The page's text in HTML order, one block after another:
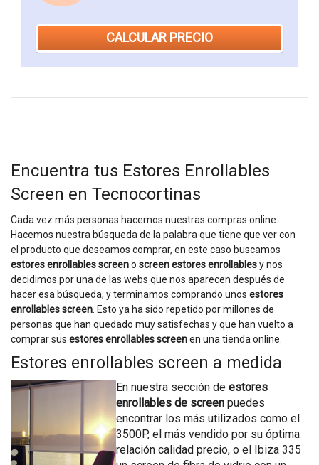
CALCULAR PRECIO
Encuentra tus Estores Enrollables
Screen en Tecnocortinas
Cada vez más personas hacemos nuestras compras online.
Hacemos nuestra búsqueda de la palabra que tiene que ver con
el producto que deseamos comprar, en este caso buscamos
estores enrollables screeno screen estores enrollablesy nos
decidimos por una de las webs que nos aparecen después de
hacer esa búsqueda, y terminamos comprando unos estores
enrollables screen . Esto ya ha sido repetido por millones de
personas que han quedado muy satisfechas y que han vuelto a
comprar sus estores enrollables screenen una tienda online.
Estores enrollables screen a medida
En nuestra sección de estores
enrollables de screen puedes
encontrar los más utilizados como el
3500P, el más vendido por su óptima
relación calidad precio, o el Ibiza 335